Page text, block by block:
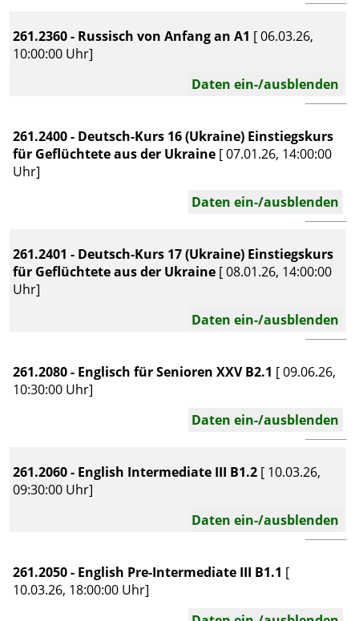
261.2360 - Russisch von Anfang an A1 [ 06.03.26,
10:00:00 Uhr]
Daten ein-/ausblenden
261.2400 - Deutsch-Kurs 16 (Ukraine) Einstiegskurs
für Geflüchtete aus der Ukraine[ 07.01.26, 14:00:00
Uhr]
Daten ein-/ausblenden
261.2401 - Deutsch-Kurs 17 (Ukraine) Einstiegskurs
für Geflüchtete aus der Ukraine[ 08.01.26, 14:00:00
Uhr]
Daten ein-/ausblenden
261.2080 - Englisch für Senioren XXV B2.1 [ 09.06.26,
10:30:00 Uhr]
Daten ein-/ausblenden
261.2060 - English Intermediate III B1.2[ 10.03.26,
09:30:00 Uhr]
Daten ein-/ausblenden
261.2050 - English Pre-Intermediate III B1.1 [
10.03.26, 18:00:00 Uhr]